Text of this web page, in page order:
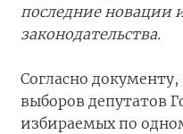
последние новации
законодательства.
Согласно
выборов депутатов
избираемых по